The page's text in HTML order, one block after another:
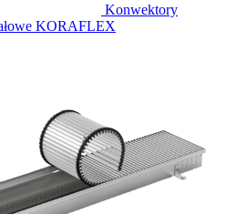
Konwektory
KORAFLEX